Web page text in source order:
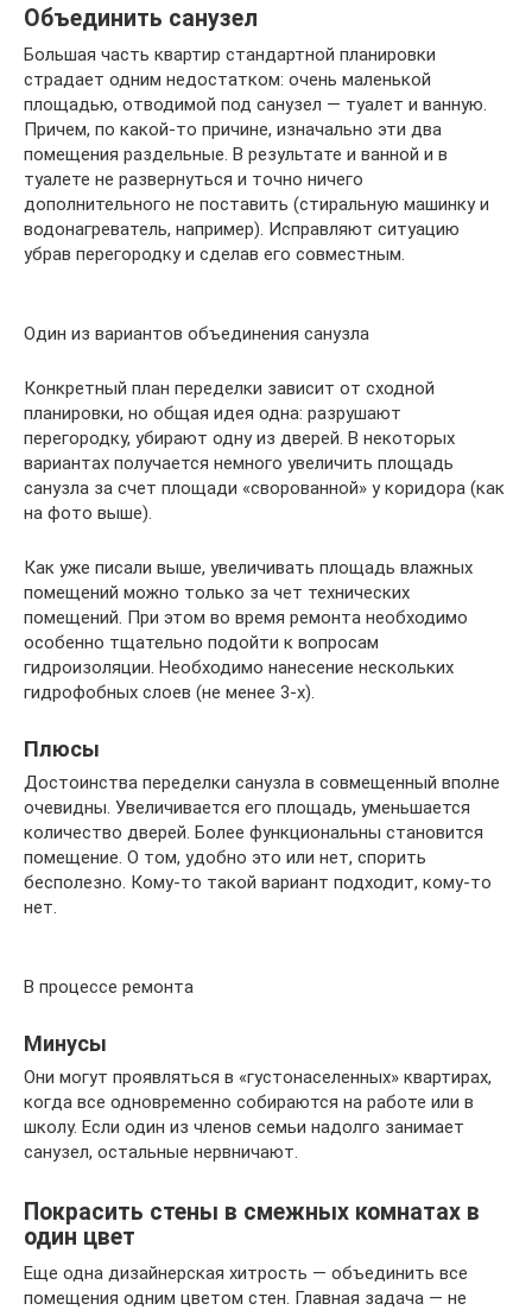
Объединить санузел
Большая часть квартир стандартной планировки
страдает одним недостатком: очень маленькой
площадью, отводимой под санузел — туалет и ванную.
Причем, по какой-то причине, изначально эти два
помещения раздельные. В результате и ванной и в
туалете не развернуться и точно ничего
дополнительного не поставить (стиральную машинку и
водонагреватель, например). Исправляют ситуацию
убрав перегородку и сделав его совместным.
Один из вариантов объединения санузла
Конкретный план переделки зависит от сходной
планировки, но общая идея одна: разрушают
перегородку, убирают одну из дверей. В некоторых
вариантах получается немного увеличить площадь
санузла за счет площади «сворованной» у коридора (как
на фото выше).
Как уже писали выше, увеличивать площадь влажных
помещений можно только за чет технических
помещений. При этом во время ремонта необходимо
особенно тщательно подойти к вопросам
гидроизоляции. Необходимо нанесение нескольких
гидрофобных слоев (не менее 3-х).
Плюсы
Достоинства переделки санузла в совмещенный вполне
очевидны. Увеличивается его площадь, уменьшается
количество дверей. Более функциональны становится
помещение. О том, удобно это или нет, спорить
бесполезно. Кому-то такой вариант подходит, кому-то
нет.
В процессе ремонта
Минусы
Они могут проявляться в «густонаселенных» квартирах,
когда все одновременно собираются на работе или в
школу. Если один из членов семьи надолго занимает
санузел, остальные нервничают.
Покрасить стены в смежных комнатах в
один цвет
Еще одна дизайнерская хитрость — объединить все
помещения одним цветом стен. Главная задача — не